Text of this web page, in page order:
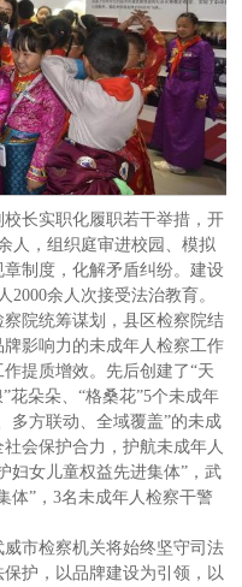
长实职化履职若干举措，开
人，组织庭审进校园、模拟
制度，化解矛盾纠纷。建设
余人次接受法治教育。
院统筹谋划，县区检察院结
影响力的未成年人检察工作
提质增效。先后创建了“天
花朵朵、“格桑花”5个未成年
多方联动、全域覆盖”的未成
会保护合力，护航未成年人
妇女儿童权益先进集体”，武
体”，3名未成年人检察干警
市检察机关将始终坚守司法
护，以品牌建设为引领，以